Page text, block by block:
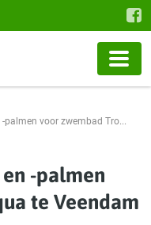
palmen voor zwembad Tro...
-palmen
te Veendam